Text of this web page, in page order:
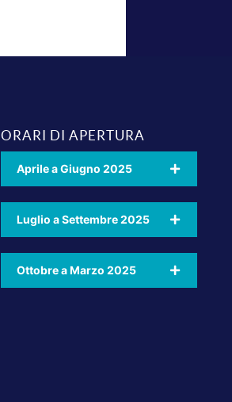
ORARI DI APERTURA
Aprile a Giugno 2025
Luglio a Settembre 2025
Ottobre a Marzo 2025